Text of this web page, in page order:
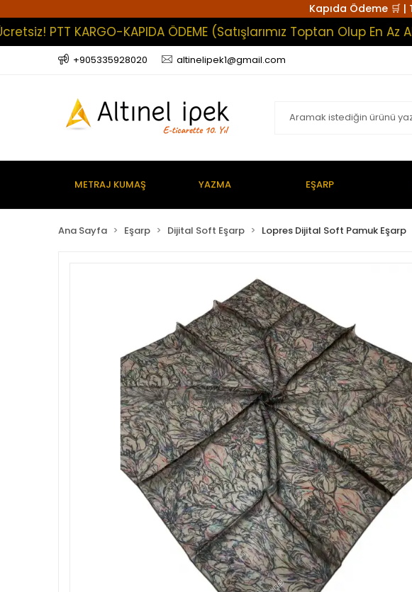
Kapıda Ödeme 🛒 |
KARGO-KAPIDA ÖDEME (Satışlarımız Toptan Olup En Az Alım
+905335928020 altinelipek1@gmail.com
METRAJ KUMAŞ YAZMA EŞARP
Ana Sayfa Eşarp Dijital Soft Eşarp Lopres Dijital Soft Pamuk Eşarp